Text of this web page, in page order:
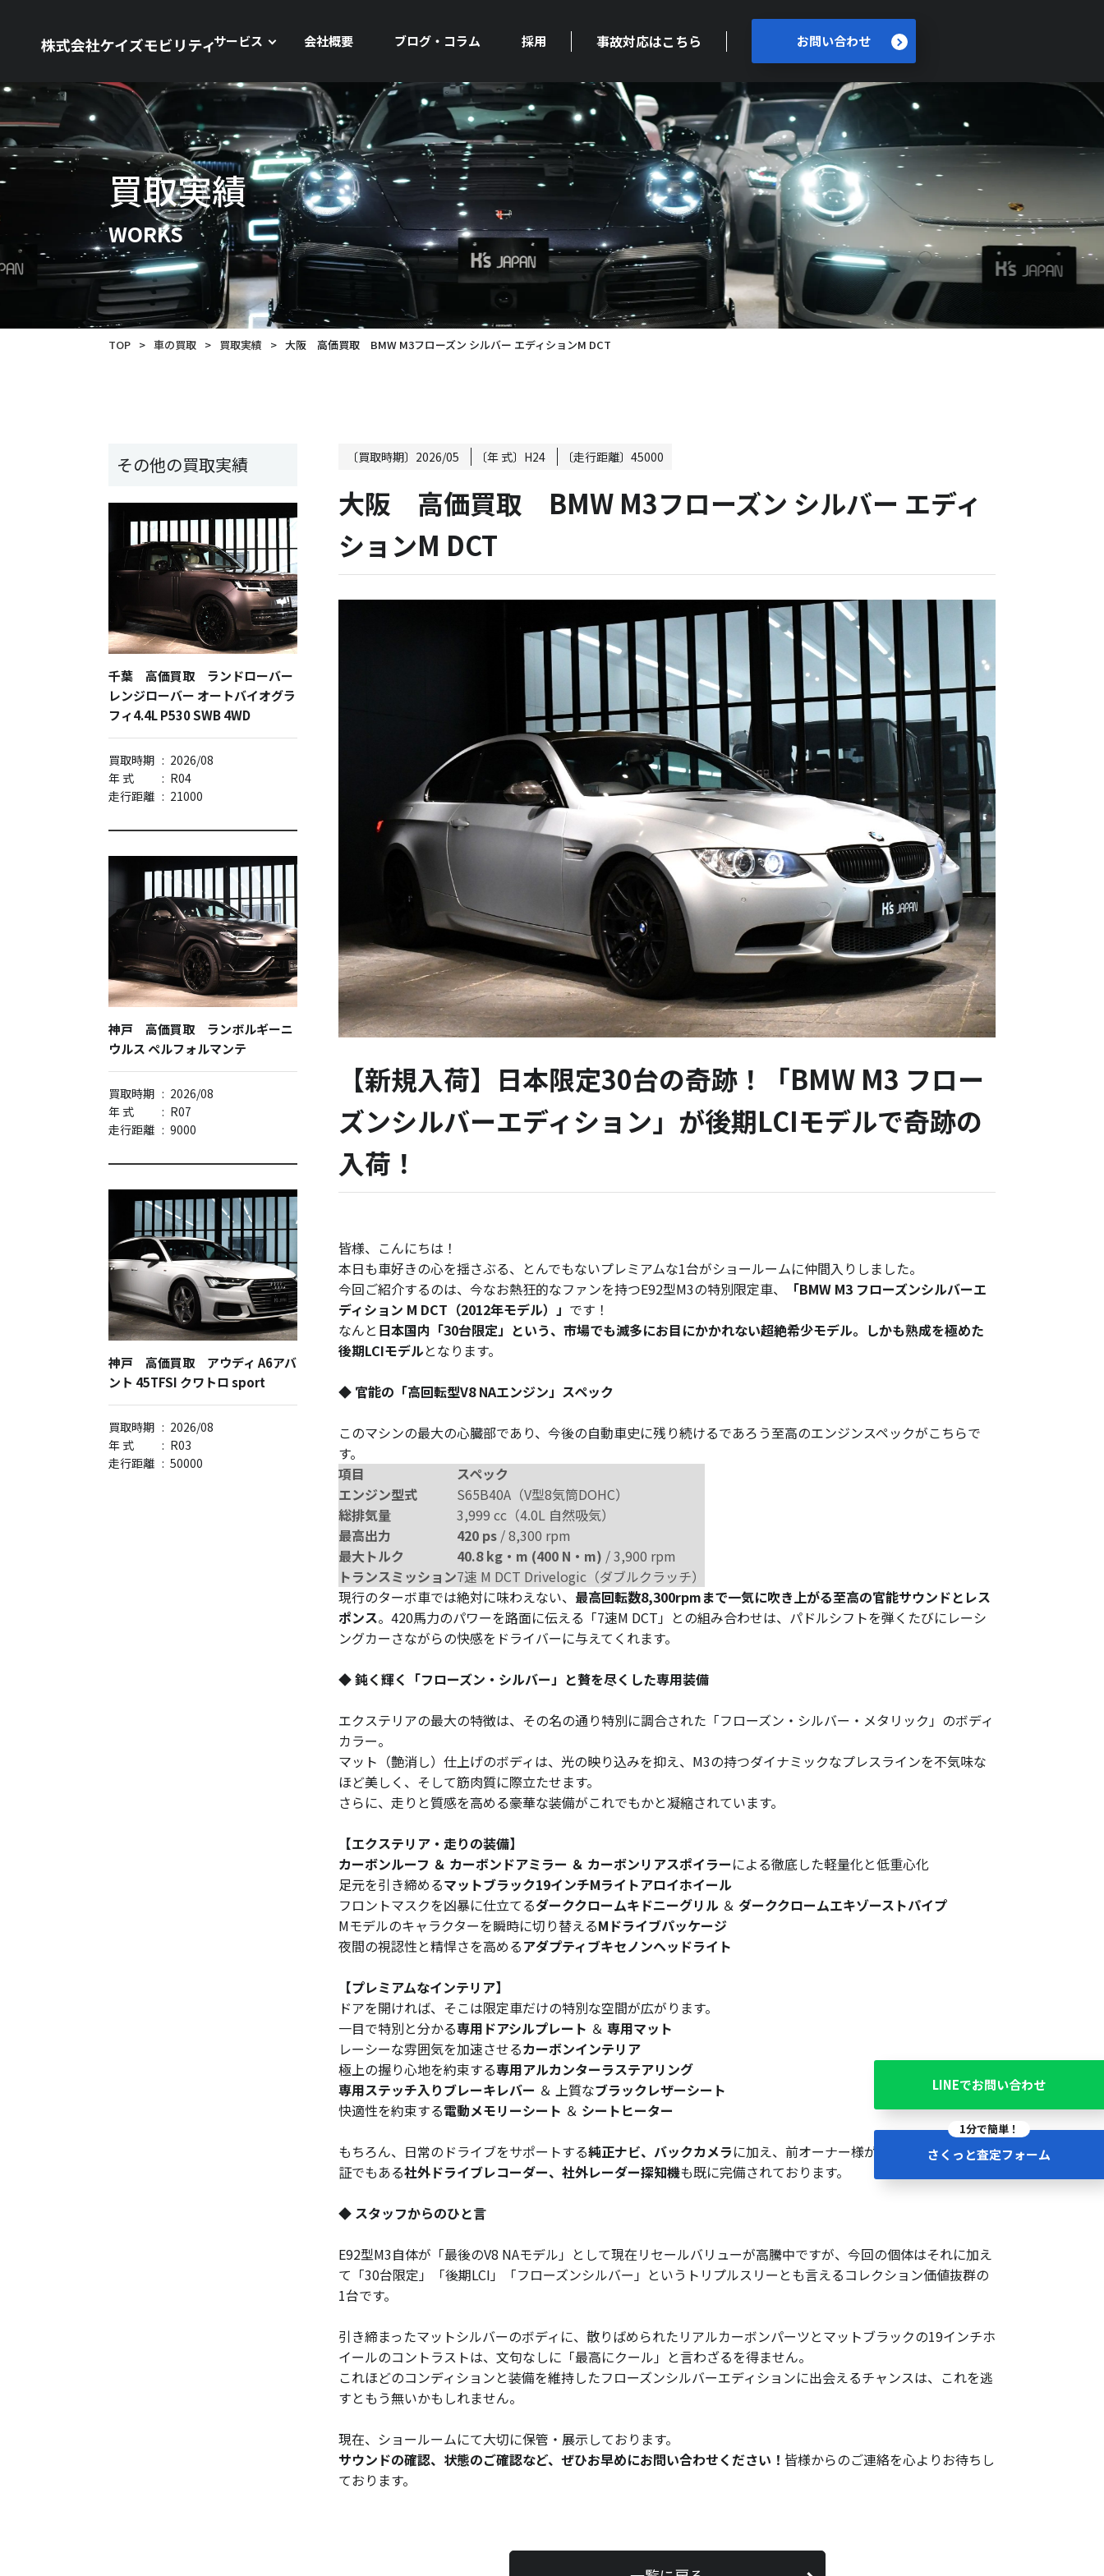
サービス 会社概要 ブログ・コラム 採用 事故対応はこちら お問い合わせ
買取実績
WORKS
TOP > 車の買取 > 買取実績 > 大阪 高価買取 BMW M3フローズン シルバー エディションM DCT
LINEでお問い合わせ
1分で簡単！
さくっと査定フォーム
その他の買取実績
千葉 高価買取 ランドローバー
レンジローバー オートバイオグラ
フィ4.4L P530 SWB 4WD
買取時期 : 2026/08
年 式
: R04
走行距離 : 21000
神戸 高価買取 ランボルギーニ
ウルス ペルフォルマンテ
買取時期 : 2026/08
年 式
: R07
走行距離 : 9000
神戸 高価買取 アウディ A6アバ
ント 45TFSI クワトロ sport
買取時期 : 2026/08
年 式
: R03
走行距離 : 50000
〔買取時期〕 2026/05 〔年 式〕 H24 〔走行距離〕 45000
大阪 高価買取 BMW M3フローズン シルバー エディ
ションM DCT
【新規入荷】日本限定30台の奇跡！「BMW M3 フロー
ズンシルバーエディション」が後期LCIモデルで奇跡の
入荷！
皆様、こんにちは！
本日も車好きの心を揺さぶる、とんでもないプレミアムな1台がショールームに仲間入りしました。
今回ご紹介するのは、今なお熱狂的なファンを持つE92型M3の特別限定車、
「BMW M3 フローズンシルバーエ
ディション M DCT（2012年モデル）」 です！
なんと 日本国内「30台限定」という、市場でも滅多にお目にかかれない超絶希少モデル。しかも熟成を極めた
後期LCIモデルとなります。
◆ 官能の「高回転型V8 NAエンジン」スペック
このマシンの最大の心臓部であり、今後の自動車史に残り続けるであろう至高のエンジンスペックがこちらで
す。
項目
スペック
エンジン型式
S65B40A（V型8気筒DOHC）
総排気量
3,999 cc（4.0L 自然吸気）
最高出力
420 ps / 8,300 rpm
最大トルク
40.8 kg・m (400 N・m) / 3,900 rpm
トランスミッション7速 M DCT Drivelogic（ダブルクラッチ）
現行のターボ車では絶対に味わえない、 最高回転数8,300rpmまで一気に吹き上がる至高の官能サウンドとレス
ポンス。420馬力のパワーを路面に伝える「7速M DCT」との組み合わせは、パドルシフトを弾くたびにレーシ
ングカーさながらの快感をドライバーに与えてくれます。
◆ 鈍く輝く「フローズン・シルバー」と贅を尽くした専用装備
エクステリアの最大の特徴は、その名の通り特別に調合された「フローズン・シルバー・メタリック」のボディ
カラー。
マット（艶消し）仕上げのボディは、光の映り込みを抑え、M3の持つダイナミックなプレスラインを不気味な
ほど美しく、そして筋肉質に際立たせます。
さらに、走りと質感を高める豪華な装備がこれでもかと凝縮されています。
【エクステリア・走りの装備】
カーボンルーフ ＆ カーボンドアミラー ＆ カーボンリアスポイラーによる徹底した軽量化と低重心化
足元を引き締めるマットブラック19インチMライトアロイホイール
フロントマスクを凶暴に仕立てるダーククロームキドニーグリル ＆ ダーククロームエキゾーストパイプ
Mモデルのキャラクターを瞬時に切り替えるMドライブパッケージ
夜間の視認性と精悍さを高めるアダプティブキセノンヘッドライト
【プレミアムなインテリア】
ドアを開ければ、そこは限定車だけの特別な空間が広がります。
一目で特別と分かる専用ドアシルプレート ＆ 専用マット
レーシーな雰囲気を加速させるカーボンインテリア
極上の握り心地を約束する専用アルカンターラステアリング
専用ステッチ入りブレーキレバー ＆ 上質なブラックレザーシート
快適性を約束する電動メモリーシート ＆ シートヒーター
もちろん、日常のドライブをサポートする純正ナビ、バックカメラに加え、前オーナー様が大切に乗られていた
証でもある社外ドライブレコーダー、社外レーダー探知機も既に完備されております。
◆ スタッフからのひと言
E92型M3自体が「最後のV8 NAモデル」として現在リセールバリューが高騰中ですが、今回の個体はそれに加え
て「30台限定」「後期LCI」「フローズンシルバー」というトリプルスリーとも言えるコレクション価値抜群の
1台です。
引き締まったマットシルバーのボディに、散りばめられたリアルカーボンパーツとマットブラックの19インチホ
イールのコントラストは、文句なしに「最高にクール」と言わざるを得ません。
これほどのコンディションと装備を維持したフローズンシルバーエディションに出会えるチャンスは、これを逃
すともう無いかもしれません。
現在、ショールームにて大切に保管・展示しております。
サウンドの確認、状態のご確認など、ぜひお早めにお問い合わせください！ 皆様からのご連絡を心よりお待ちし
ております。